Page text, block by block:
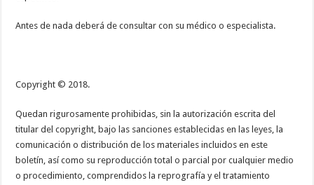
Antes de nada deberá de consultar con su médico o especialista.
Copyright © 2018.
Quedan rigurosamente prohibidas, sin la autorización escrita del
titular del copyright, bajo las sanciones establecidas en las leyes, la
comunicación o distribución de los materiales incluidos en este
boletín, así como su reproducción total o parcial por cualquier medio
o procedimiento, comprendidos la reprografía y el tratamiento